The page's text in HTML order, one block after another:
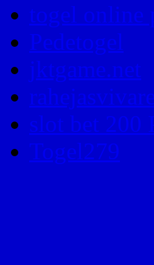
togel online
Pedetogel
jktgame.net
slot bet 200
Togel279